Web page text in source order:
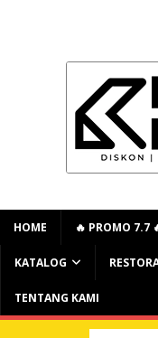
HOME 🔥 PROMO 7.7
KATALOG
TENTANG KAMI